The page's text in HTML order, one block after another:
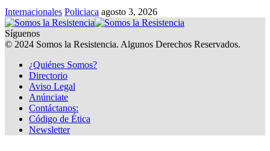
Internacionales Policiaca agosto 3, 2026
Síguenos
© 2024 Somos la Resistencia. Algunos Derechos Reservados.
¿Quiénes Somos?
Directorio
Aviso Legal
Anúnciate
Contáctanos:
Código de Ética
Newsletter